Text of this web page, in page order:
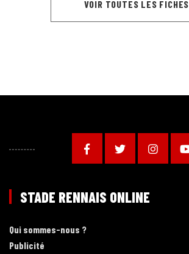
VOIR TOUTES LES FICHES
STADE RENNAIS ONLINE
Qui sommes-nous ?
Publicité